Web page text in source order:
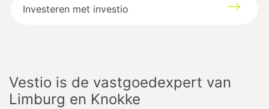
Investeren met investio
Vestio is de vastgoedexpert van
Limburg en Knokke